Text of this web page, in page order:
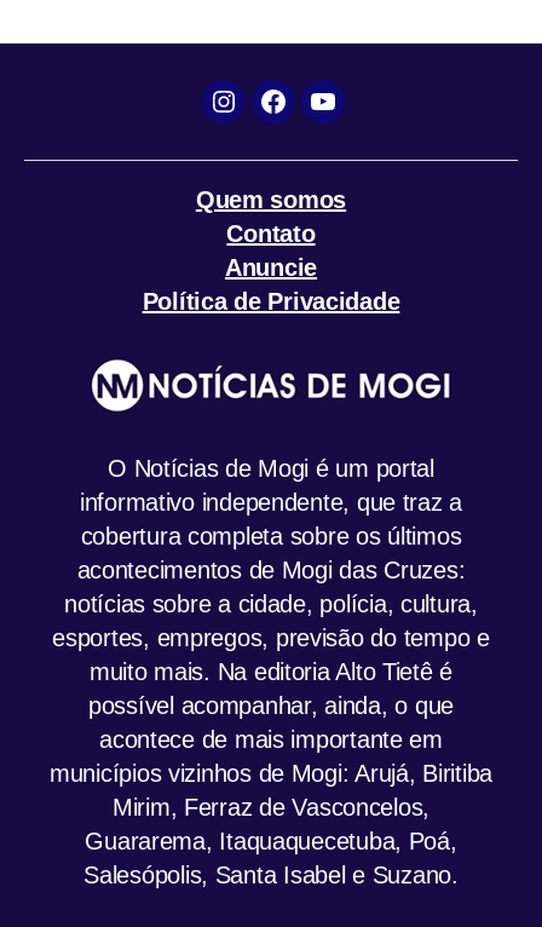
k p m
Instagram
FacebookYouTube
Quem somos
Contato
Anuncie
Política de Privacidade
O Notícias de Mogi é um portal
informativo independente, que traz a
cobertura completa sobre os últimos
acontecimentos de Mogi das Cruzes:
notícias sobre a cidade, polícia, cultura,
esportes, empregos, previsão do tempo e
muito mais. Na editoria Alto Tietê é
possível acompanhar, ainda, o que
acontece de mais importante em
municípios vizinhos de Mogi: Arujá, Biritiba
Mirim, Ferraz de Vasconcelos,
Guararema, Itaquaquecetuba, Poá,
Salesópolis, Santa Isabel e Suzano.